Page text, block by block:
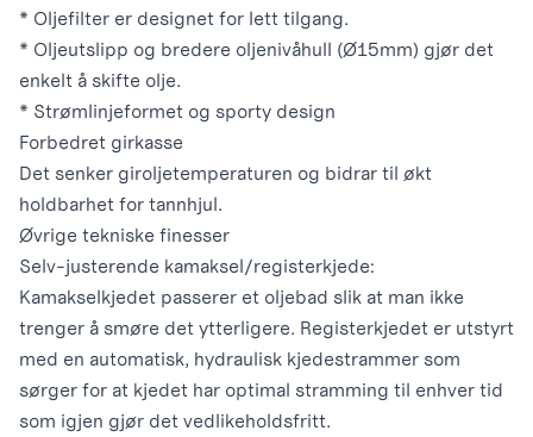
* Oljefilter er designet for lett tilgang.
* Oljeutslipp og bredere oljenivåhull (Ø15mm) gjør det
enkelt å skifte olje.
* Strømlinjeformet og sporty design
Forbedret girkasse
Det senker giroljetemperaturen og bidrar til økt
holdbarhet for tannhjul.
Øvrige tekniske finesser
Selv-justerende kamaksel/registerkjede:
Kamakselkjedet passerer et oljebad slik at man ikke
trenger å smøre det ytterligere. Registerkjedet er utstyrt
med en automatisk, hydraulisk kjedestrammer som
sørger for at kjedet har optimal stramming til enhver tid
som igjen gjør det vedlikeholdsfritt.